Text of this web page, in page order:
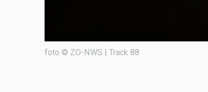
foto © ZO-NWS | Track 88